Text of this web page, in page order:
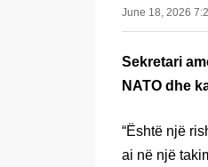
June 18, 2026
Sekretari
NATO dhe
“Është një
ai në një